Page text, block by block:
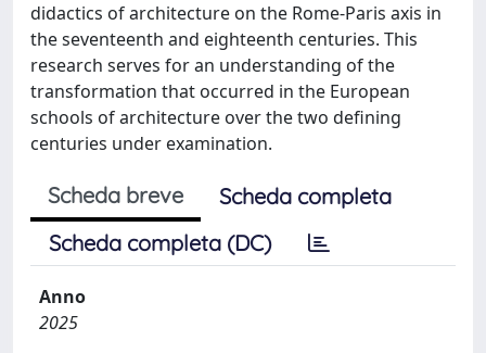
didactics of architecture on the Rome-Paris axis in
the seventeenth and eighteenth centuries. This
research serves for an understanding of the
transformation that occurred in the European
schools of architecture over the two defining
centuries under examination.
Scheda breve
Scheda completa
Scheda completa (DC)
Anno
2025